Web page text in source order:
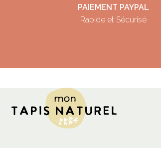
PAIEMENT PAYPAL
Rapide et Sécurisé